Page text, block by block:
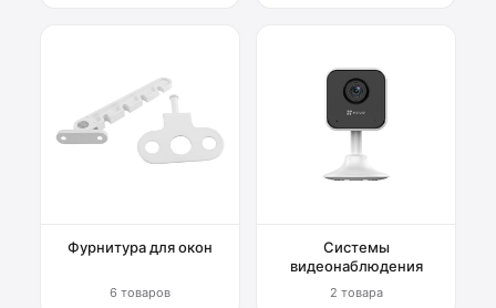
Фурнитура для окон
6 товаров
Системы
видеонаблюдения
2 товара